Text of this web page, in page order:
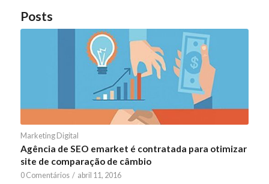
Posts
Marketing Digital
Agência de SEO emarket é contratada para otimizar
site de comparação de câmbio
0 Comentários / abril 11, 2016